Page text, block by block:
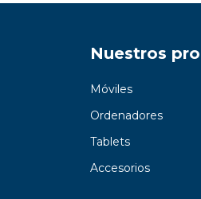
Nuestros
Móviles
Ordenadores
Tablets
Accesorios